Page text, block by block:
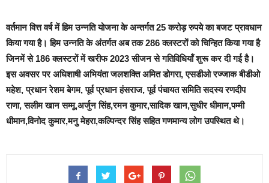
वर्तमान वित्त वर्ष में हिम उन्नति योजना के अन्तर्गत 25 करोड़ रुपये का बजट प्रावधान
किया गया है। हिम उन्नति के अंतर्गत अब तक 286 क्लस्टरों को चिन्हित किया गया है
जिनमें से 186 क्लस्टरों में खरीफ 2023 सीजन से गतिविधियॉं शुरू कर दी गई है।
इस अवसर पर अधिशाषी अभियंता जलशक्ति अमित डोगरा, एसडीओ रज्जाक बीडीओ
महेश, प्रधान रेशम बेगम, पूर्व प्रधान हंसराज, पूर्व पंचायत समिति सदस्य रणदीप
राणा, सलीम खान सम्मू,अर्जुन सिंह,रमन कुमार,सादिक खान,सुधीर धीमान,पम्मी
धीमान,विनोद कुमार,मनु मेहरा,कल्पिन्दर सिंह सहित गणमान्य लोग उपस्थित थे।